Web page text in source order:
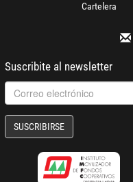
Cartelera
Suscribite al newsletter
SUSCRIBIRSE